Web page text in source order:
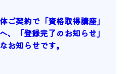
ご契約で「資格取得講座」
、「登録完了のお知らせ」
お知らせです。